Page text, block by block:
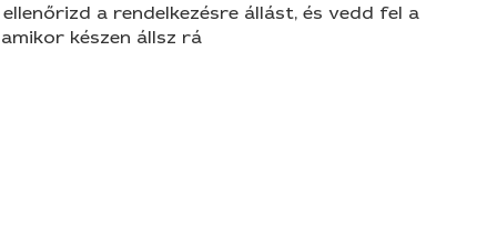
a rendelkezésre állást, és vedd fel a
készen állsz rá